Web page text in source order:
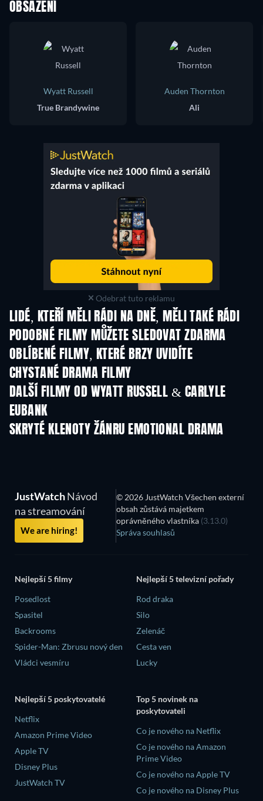
OBSAZENÍ
Wyatt Russell
True Brandywine
Auden Thornton
Ali
Odebrat tuto reklamu
LIDÉ, KTEŘÍ MĚLI RÁDI NA DNĚ, MĚLI TAKÉ RÁDI
PODOBNÉ FILMY MŮŽETE SLEDOVAT ZDARMA
OBLÍBENÉ FILMY, KTERÉ BRZY UVIDÍTE
CHYSTANÉ DRAMA FILMY
DALŠÍ FILMY OD WYATT RUSSELL & CARLYLE
EUBANK
SKRYTÉ KLENOTY ŽÁNRU EMOTIONAL DRAMA
TV
JustWatchNávod
na streamování
We are hiring!
© 2026 JustWatch Všechen externí
obsah zůstává majetkem
oprávněného vlastníka (3.13.0)
Správa souhlasů
Nejlepší 5 filmy
Posedlost
Spasitel
Backrooms
Spider-Man: Zbrusu nový den
Vládci vesmíru
Nejlepší 5 televizní pořady
Rod draka
Silo
Zelenáč
Cesta ven
Lucky
Nejlepší 5 poskytovatelé
Netflix
Amazon Prime Video
Apple TV
Disney Plus
JustWatch TV
Top 5 novinek na
poskytovateli
Co je nového na Netflix
Co je nového na Amazon
Prime Video
Co je nového na Apple TV
Co je nového na Disney Plus